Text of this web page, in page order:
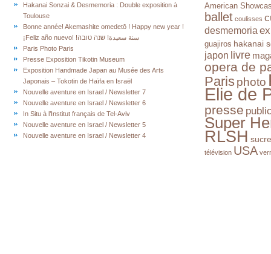
Hakanai Sonzai & Desmemoria : Double exposition à
Toulouse
Bonne année! Akemashite omedetō ! Happy new year !
¡Feliz año nuevo! !سنة سعيدة! שנה טובה
Paris Photo Paris
Presse Exposition Tikotin Museum
Exposition Handmade Japan au Musée des Arts
Japonais – Tokotin de Haïfa en Israël
Nouvelle aventure en Israel / Newsletter 7
Nouvelle aventure en Israel / Newsletter 6
In Situ à l’Institut français de Tel-Aviv
Nouvelle aventure en Israel / Newsletter 5
Nouvelle aventure en Israel / Newsletter 4
American
ballet coulisses
desmemoria
guajiros hakanai
japon livre
opera de
Paris photo
Elie de
presse
Super
RLSH sucre
télévision USA